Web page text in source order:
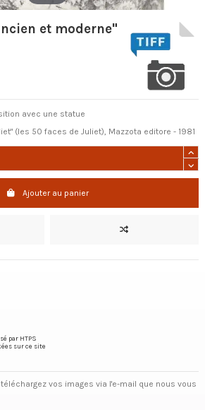
et moderne"
avec une statue
(les 50 faces de Juliet), Mazzota editore - 1981
Ajouter au panier
par HTPS
sur ce site
vos images via l'e-mail que nous vous